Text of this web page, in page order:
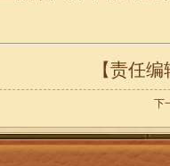
【责任
下